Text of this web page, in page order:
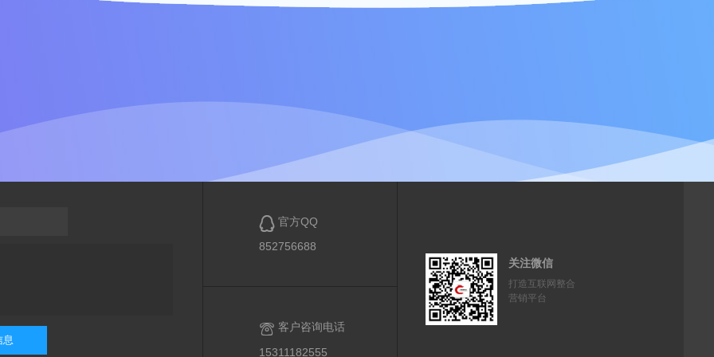
息
 官方QQ
852756688
 客户咨询电话
15311182555
关注微信
打造互联网整合
营销平台